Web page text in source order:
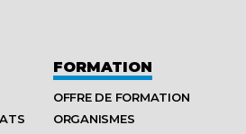
FORMATION
OFFRE DE FORMATION
ORGANISMES